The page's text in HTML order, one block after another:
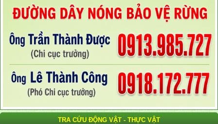
TRA CỨU ĐỘNG VẬT - THỰC VẬT